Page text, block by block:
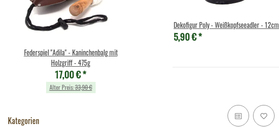
Dekofigur Poly - Weißkopfseeadler - 12cm
5,90 €*
Federspiel "Adila" - Kaninchenbalg mit
Holzgriff - 475g
17,00 €*
Alter Preis:33,90 €
Kategorien